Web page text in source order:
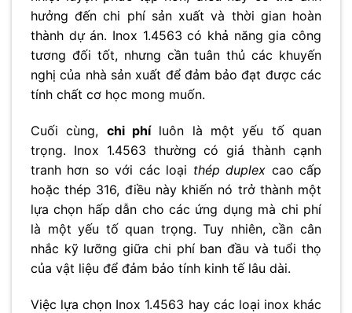
hưởng đến chi phí sản xuất và thời gian hoàn
thành dự án. Inox 1.4563 có khả năng gia công
tương đối tốt, nhưng cần tuân thủ các khuyến
nghị của nhà sản xuất để đảm bảo đạt được các
tính chất cơ học mong muốn.
Cuối cùng, chi phíluôn là một yếu tố quan
trọng. Inox 1.4563 thường có giá thành cạnh
tranh hơn so với các loại thép duplex cao cấp
hoặc thép 316, điều này khiến nó trở thành một
lựa chọn hấp dẫn cho các ứng dụng mà chi phí
là một yếu tố quan trọng. Tuy nhiên, cần cân
nhắc kỹ lưỡng giữa chi phí ban đầu và tuổi thọ
của vật liệu để đảm bảo tính kinh tế lâu dài.
Việc lựa chọn Inox 1.4563 hay các loại inox khác